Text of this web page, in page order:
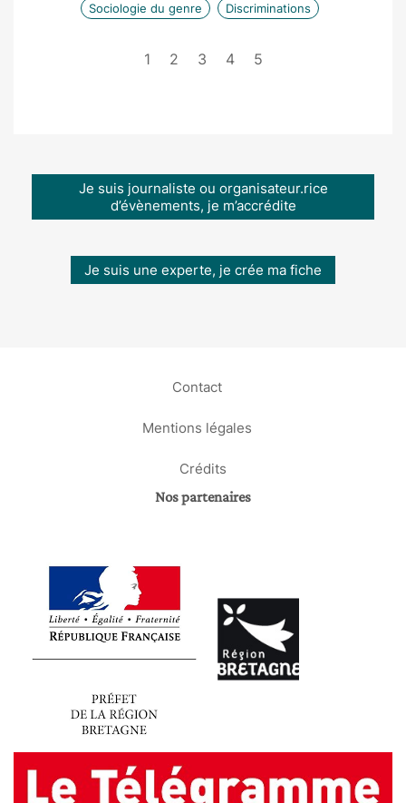
Sociologie du genre Discriminations
1 2 3 4 5
Je suis journaliste ou organisateur.rice
d’évènements, je m’accrédite
Je suis une experte, je crée ma fiche
Contact
Mentions légales
Crédits
Nos partenaires